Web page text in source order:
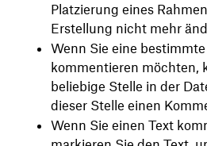
Platzierung eines
Erstellung nicht mehr
Wenn Sie eine
kommentieren möchten,
beliebige Stelle in der
dieser Stelle einen
Wenn Sie einen Text